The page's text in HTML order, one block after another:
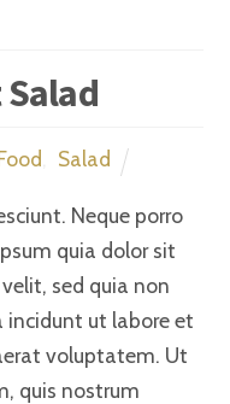
Salad
Salad
Neque porro
quia dolor sit
sed quia non
ut labore et
voluptatem. Ut
quis nostrum